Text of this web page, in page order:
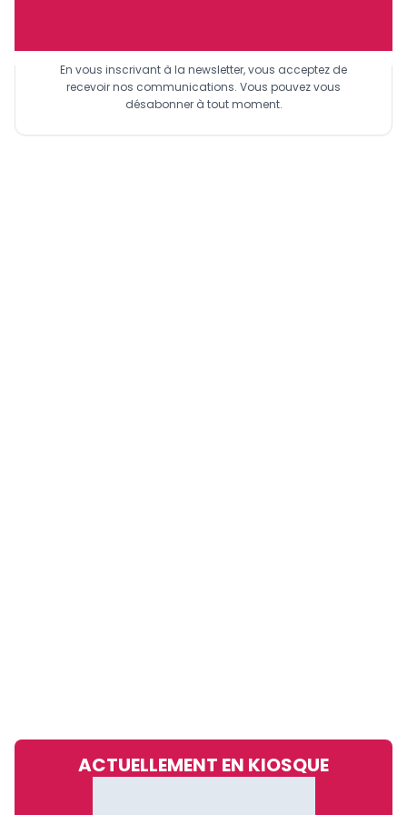
En vous inscrivant à la newsletter, vous acceptez de
recevoir nos communications. Vous pouvez vous
désabonner à tout moment.
ACTUELLEMENT EN KIOSQUE